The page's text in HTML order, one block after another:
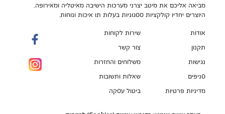
מביאה אליכם את מיטב יצרני מערכות הישיבה מאיטליה ומאירופה,
היוצרים יחדיו קולקציות ססגוניות בעלות תו איכות ונוחות.
אודות
תקנון
נגישות
סניפים
מדיניות פרטיות
שירות לקוחות
צור קשר
משלוחים והחזרות
שאלות ותשובות
ביטול עסקה